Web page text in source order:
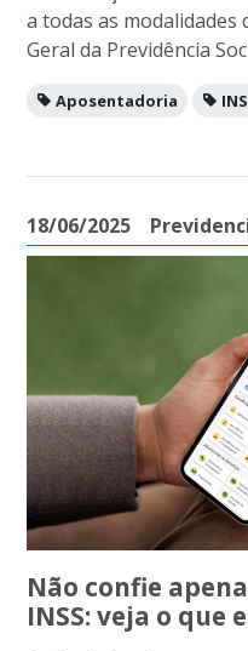
a todas as modalidades
Geral da Previdência
Aposentadoria
18/06/2025
Não confie
INSS: veja o que